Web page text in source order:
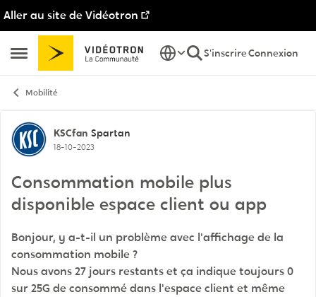
Aller au site de Vidéotron
Ouvrir Menu Latéral
Passer au contenu
S'inscrireConnexion
Mobilité
Discussion de forum
KSCfan Spartan
18-10-2023
Consommation mobile plus
disponible espace client ou app
Bonjour, y a-t-il un problème avec l'affichage de la
consommation mobile ?
Nous avons 27 jours restants et ça indique toujours 0
sur 25G de consommé dans l'espace client et même